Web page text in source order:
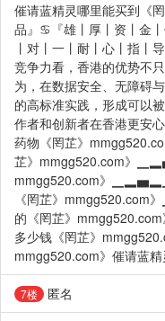
催请蓝精灵哪里能买到《
品』♋『雄丨厚丨资丨金
丨对丨一丨耐丨心丨指
竞争力看，香港的优势不
为，在数据安全、无障碍
的高标准实践，形成可以
作者和创新者在香港更
药物《罔芷》
芷》mmgg520.com》
mmgg520.com》▁▂▅▂▁
《罔芷》
的《罔芷》
多少钱《罔芷》
mmgg520.com》催请蓝
7楼 匿名